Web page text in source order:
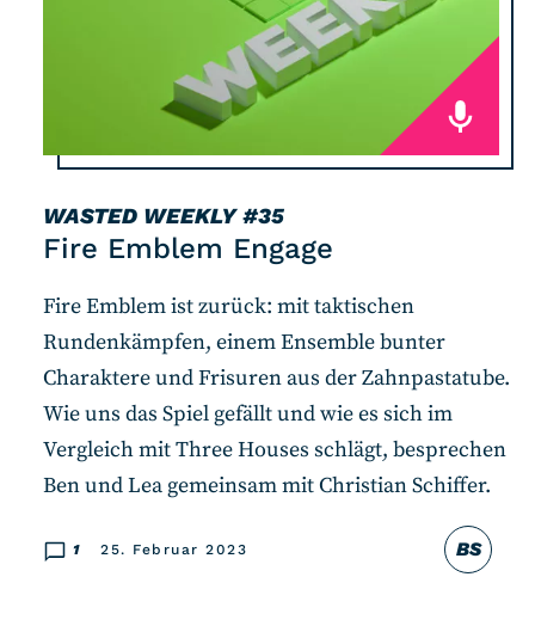
Unterstützen
WASTED WEEKLY#35
Fire Emblem Engage
BS
1 25. Februar 2023
Fire Emblem ist zurück: mit taktischen
Rundenkämpfen, einem Ensemble bunter
Charaktere und Frisuren aus der Zahnpastatube.
Wie uns das Spiel gefällt und wie es sich im
Vergleich mit Three Houses schlägt, besprechen
Ben und Lea gemeinsam mit Christian Schiffer.